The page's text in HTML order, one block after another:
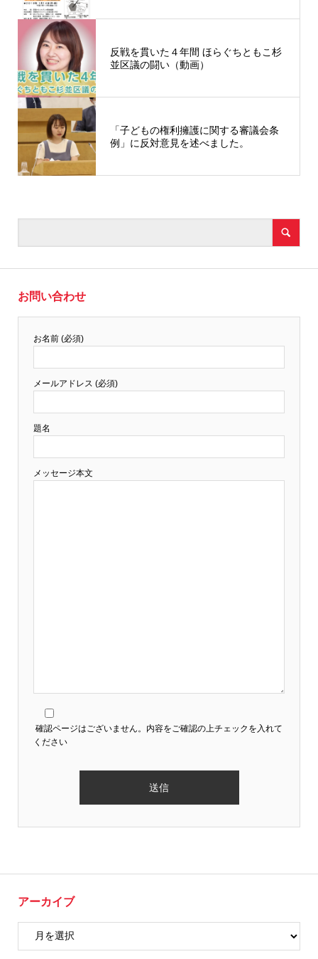
反戦を貫いた４年間 ほらぐちともこ杉
並区議の闘い（動画）
「子どもの権利擁護に関する審議会条
例」に反対意見を述べました。
お問い合わせ
お名前 (必須)
メールアドレス (必須)
題名
メッセージ本文
確認ページはございません。内容をご確認の上チェックを入れて
ください
アーカイブ